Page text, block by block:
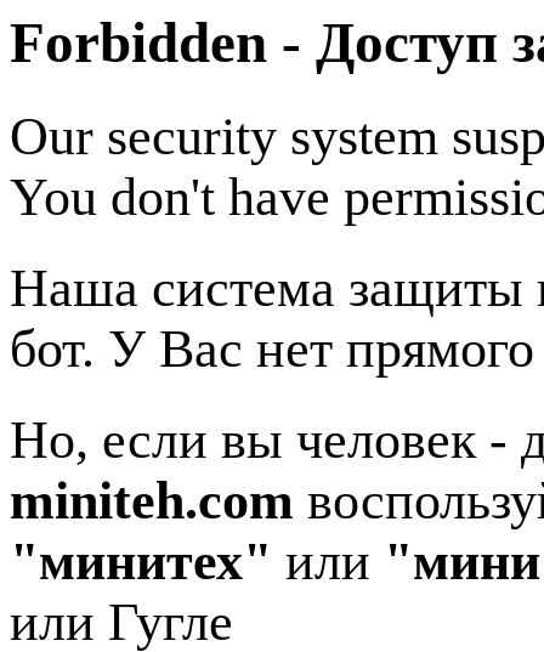
Forbidden - Доступ
Our security system
You don't have
Наша система защиты
бот. У Вас нет
Но, если вы человек -
miniteh.com
"минитех" или "мини
или Гугле